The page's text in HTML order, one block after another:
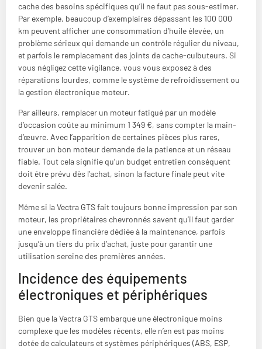
cache des besoins spécifiques qu’il ne faut pas sous-estimer.
Par exemple, beaucoup d’exemplaires dépassant les 100 000
km peuvent afficher une consommation d’huile élevée, un
problème sérieux qui demande un contrôle régulier du niveau,
et parfois le remplacement des joints de cache-culbuteurs. Si
vous négligez cette vigilance, vous vous exposez à des
réparations lourdes, comme le système de refroidissement ou
la gestion électronique moteur.
Par ailleurs, remplacer un moteur fatigué par un modèle
d’occasion coûte au minimum 1 349 €, sans compter la main-
d’œuvre. Avec l’apparition de certaines pièces plus rares,
trouver un bon moteur demande de la patience et un réseau
fiable. Tout cela signifie qu’un budget entretien conséquent
doit être prévu dès l’achat, sinon la facture finale peut vite
devenir salée.
Même si la Vectra GTS fait toujours bonne impression par son
moteur, les propriétaires chevronnés savent qu’il faut garder
une enveloppe financière dédiée à la maintenance, parfois
jusqu’à un tiers du prix d’achat, juste pour garantir une
utilisation sereine des premières années.
Incidence des équipements
électroniques et périphériques
Bien que la Vectra GTS embarque une électronique moins
complexe que les modèles récents, elle n’en est pas moins
dotée de calculateurs et systèmes périphériques (ABS, ESP,